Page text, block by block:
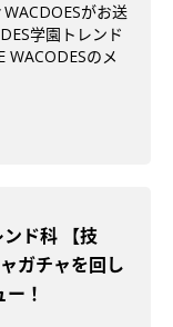
がお送
学園トレンド
WACODESのメ
ド科 【技
ガチャを回し
！